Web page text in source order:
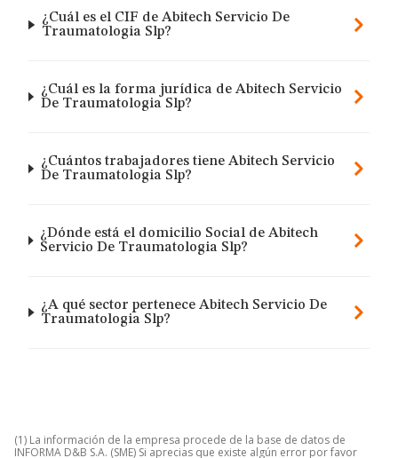
¿Cuál es el CIF de Abitech Servicio De
Traumatologia Slp?
¿Cuál es la forma jurídica de Abitech Servicio
De Traumatologia Slp?
¿Cuántos trabajadores tiene Abitech Servicio
De Traumatologia Slp?
¿Dónde está el domicilio Social de Abitech
Servicio De Traumatologia Slp?
¿A qué sector pertenece Abitech Servicio De
Traumatologia Slp?
(1) La información de la empresa procede de la base de datos de
INFORMA D&B S.A. (SME) Si aprecias que existe algún error por favor